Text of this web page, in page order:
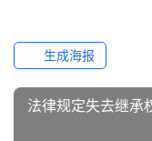
生成海报
法律规定失去继承